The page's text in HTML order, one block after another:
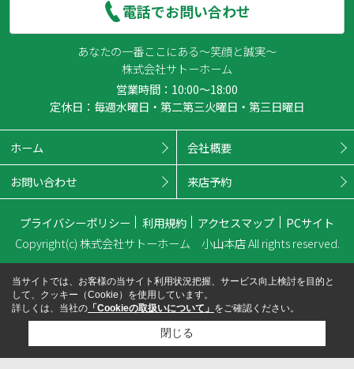
電話でお問い合わせ
あなたの一番ここにある～笑顔と誠実～
株式会社サトーホーム
営業時間：10:00～18:00
定休日：毎週水曜日・第二第三火曜日・第三日曜日
ホーム 会社概要
お問い合わせ 来店予約
プライバシーポリシー 利用規約 アクセスマップ
PCサイト
Copyright(c) 株式会社サトーホーム 小山本店 All rights reserved.
当サイトでは、お客様の当サイト利用状況把握、サービス向上検討を目的と
して、クッキー（Cookie）を使用しています。
詳しくは、当社の 「Cookieの取扱いについて」 をご確認ください。
閉じる